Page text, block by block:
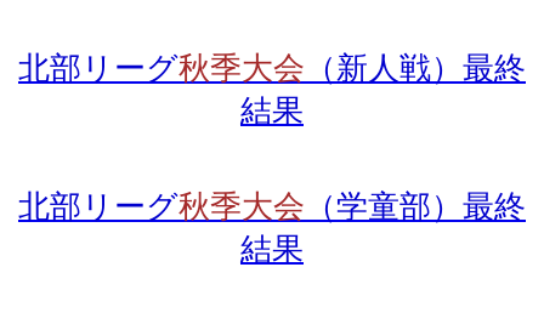
北部リーグ秋季大会 （新人戦）最終
結果
北部リーグ秋季大会 （学童部）最終
結果